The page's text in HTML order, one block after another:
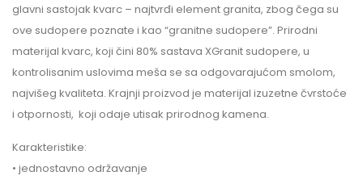
glavni sastojak kvarc – najtvrđi element granita, zbog čega su
ove sudopere poznate i kao “granitne sudopere”. Prirodni
materijal kvarc, koji čini 80% sastava XGranit sudopere, u
kontrolisanim uslovima meša se sa odgovarajućom smolom,
najvišeg kvaliteta. Krajnji proizvod je materijal izuzetne čvrstoće
i otpornosti, koji odaje utisak prirodnog kamena.
Karakteristike:
• jednostavno održavanje